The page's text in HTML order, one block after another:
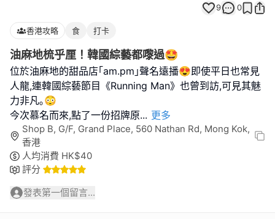
9 0
香港攻略 食 打卡
油麻地梳乎厘！韓國綜藝都嚟過🤩
位於油麻地的甜品店｢am.pm｣聲名遠播😍即使平日也常見
人龍,連韓國綜藝節目《Running Man》也曾到訪,可見其魅
力非凡｡😳
今次慕名而來,點了一份招牌原... 更多
Shop B, G/F, Grand Place, 560 Nathan Rd, Mong Kok,
香港
人均消費 HK$40
評分
發表第一個留言...